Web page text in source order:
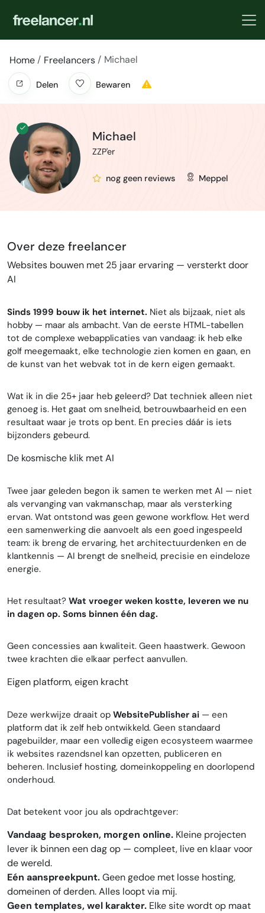
Home Freelancers Michael
Delen Bewaren
Michael
ZZP'er
nog geen reviews Meppel
Over deze freelancer
Websites bouwen met 25 jaar ervaring — versterkt door
AI
Sinds 1999 bouw ik het internet. Niet als bijzaak, niet als
hobby — maar als ambacht. Van de eerste HTML-tabellen
tot de complexe webapplicaties van vandaag: ik heb elke
golf meegemaakt, elke technologie zien komen en gaan, en
de kunst van het webvak tot in de kern eigen gemaakt.
Wat ik in die 25+ jaar heb geleerd? Dat techniek alleen niet
genoeg is. Het gaat om snelheid, betrouwbaarheid en een
resultaat waar je trots op bent. En precies dáár is iets
bijzonders gebeurd.
De kosmische klik met AI
Twee jaar geleden begon ik samen te werken met AI — niet
als vervanging van vakmanschap, maar als versterking
ervan. Wat ontstond was geen gewone workflow. Het werd
een samenwerking die aanvoelt als een goed ingespeeld
team: ik breng de ervaring, het architectuurdenken en de
klantkennis — AI brengt de snelheid, precisie en eindeloze
energie.
Het resultaat? Wat vroeger weken kostte, leveren we nu
in dagen op. Soms binnen één dag.
Geen concessies aan kwaliteit. Geen haastwerk. Gewoon
twee krachten die elkaar perfect aanvullen.
Eigen platform, eigen kracht
Deze werkwijze draait op WebsitePublisher ai — een
platform dat ik zelf heb ontwikkeld. Geen standaard
pagebuilder, maar een volledig eigen ecosysteem waarmee
ik websites razendsnel kan opzetten, publiceren en
beheren. Inclusief hosting, domeinkoppeling en doorlopend
onderhoud.
Dat betekent voor jou als opdrachtgever:
Vandaag besproken, morgen online. Kleine projecten
lever ik binnen een dag op — compleet, live en klaar voor
de wereld.
Eén aanspreekpunt.Geen gedoe met losse hosting,
domeinen of derden. Alles loopt via mij.
Geen templates, wel karakter. Elke site wordt op maat